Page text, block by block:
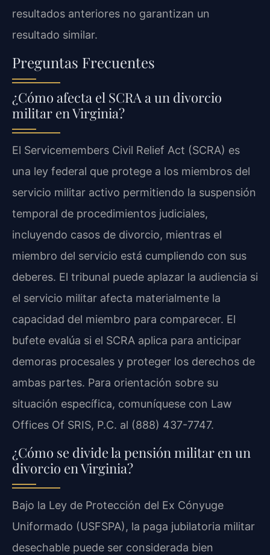
resultados anteriores no garantizan un
resultado similar.
Preguntas Frecuentes
¿Cómo afecta el SCRA a un divorcio
militar en Virginia?
El Servicemembers Civil Relief Act (SCRA) es
una ley federal que protege a los miembros del
servicio militar activo permitiendo la suspensión
temporal de procedimientos judiciales,
incluyendo casos de divorcio, mientras el
miembro del servicio está cumpliendo con sus
deberes. El tribunal puede aplazar la audiencia si
el servicio militar afecta materialmente la
capacidad del miembro para comparecer. El
bufete evalúa si el SCRA aplica para anticipar
demoras procesales y proteger los derechos de
ambas partes. Para orientación sobre su
situación específica, comuníquese con Law
Offices Of SRIS, P.C. al (888) 437-7747.
¿Cómo se divide la pensión militar en un
divorcio en Virginia?
Bajo la Ley de Protección del Ex Cónyuge
Uniformado (USFSPA), la paga jubilatoria militar
desechable puede ser considerada bien